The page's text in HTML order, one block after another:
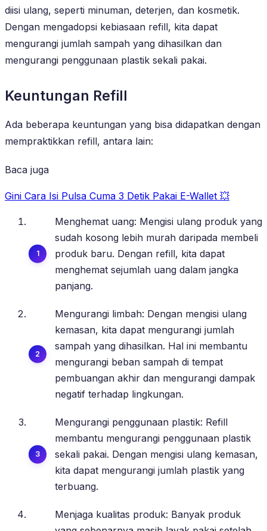
diisi ulang, seperti minuman, deterjen, dan kosmetik.
Dengan mengadopsi kebiasaan refill, kita dapat
mengurangi jumlah sampah yang dihasilkan dan
mengurangi penggunaan plastik sekali pakai.
Keuntungan Refill
Ada beberapa keuntungan yang bisa didapatkan dengan
mempraktikkan refill, antara lain:
Baca juga
Gini Cara Isi Pulsa Cuma 3 Detik Pakai E-Wallet 💥
Menghemat uang: Mengisi ulang produk yang
sudah kosong lebih murah daripada membeli
produk baru. Dengan refill, kita dapat
menghemat sejumlah uang dalam jangka
panjang.
Mengurangi limbah: Dengan mengisi ulang
kemasan, kita dapat mengurangi jumlah
sampah yang dihasilkan. Hal ini membantu
mengurangi beban sampah di tempat
pembuangan akhir dan mengurangi dampak
negatif terhadap lingkungan.
Mengurangi penggunaan plastik: Refill
membantu mengurangi penggunaan plastik
sekali pakai. Dengan mengisi ulang kemasan,
kita dapat mengurangi jumlah plastik yang
terbuang.
Menjaga kualitas produk: Banyak produk